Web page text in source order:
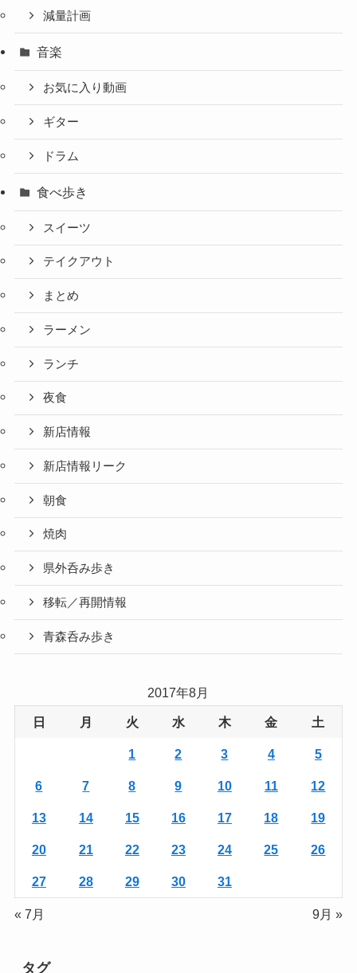
減量計画
音楽
お気に入り動画
ギター
ドラム
食べ歩き
スイーツ
テイクアウト
まとめ
ラーメン
ランチ
夜食
新店情報
新店情報リーク
朝食
焼肉
県外呑み歩き
移転／再開情報
青森呑み歩き
2017年8月
日 月 火 水 木 金 土
1 2 3 4 5
6 7 8 9 10 11 12
13 14 15 16 17 18 19
20 21 22 23 24 25 26
27 28 29 30 31
« 7月 9月 »
タグ